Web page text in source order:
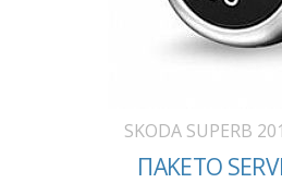
SKODA SUPERB
ΠΑΚΕΤΟ